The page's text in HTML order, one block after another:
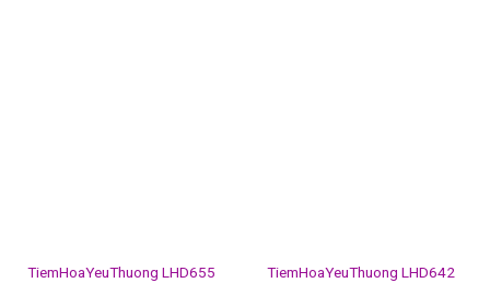
TiemHoaYeuThuong LHD655 TiemHoaYeuThuong LHD642